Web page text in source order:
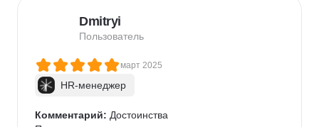
Dmitryi
Пользователь
март 2025
HR-менеджер
Комментарий: Достоинства